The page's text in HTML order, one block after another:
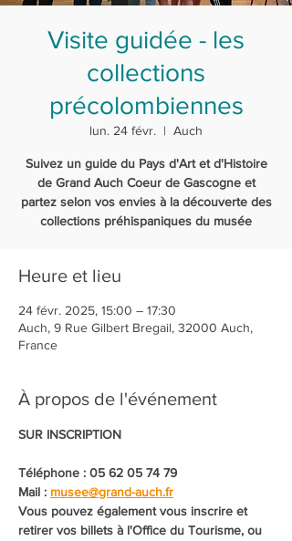
Visite guidée - les
collections
précolombiennes
lun. 24 févr.
  |
Auch
Suivez un guide du Pays d'Art et d'Histoire
de Grand Auch Coeur de Gascogne et
partez selon vos envies à la découverte des
collections préhispaniques du musée
Heure et lieu
24 févr. 2025, 15:00 – 17:30
Auch, 9 Rue Gilbert Bregail, 32000 Auch,
France
À propos de l'événement
SUR INSCRIPTION
Téléphone : 05 62 05 74 79
Mail : musee@grand-auch.fr
Vous pouvez également vous inscrire et
retirer vos billets à l'Office du Tourisme, ou